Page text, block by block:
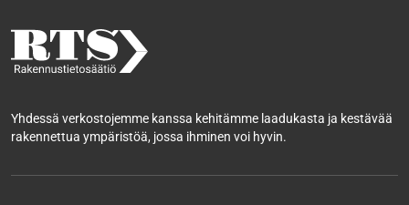
Yhdessä verkostojemme kanssa kehitämme laadukasta ja kestävää
rakennettua ympäristöä, jossa ihminen voi hyvin.